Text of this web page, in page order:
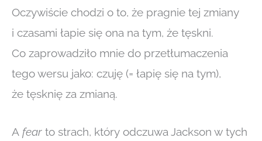
Oczywiście chodzi o to, że pragnie tej zmiany
i czasami łapie się ona na tym, że tęskni.
Co zaprowadziło mnie do przetłumaczenia
tego wersu jako: czuję (= łapię się na tym),
że tęsknię za zmianą.
A fear to strach, który odczuwa Jackson w tych